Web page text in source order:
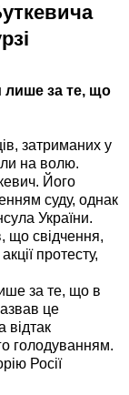
лише за те, що
затриманих у
на волю.
Його
суду, однак
України.
що свідчення,
протесту,
за те, що в
це
голодуванням.
Росії